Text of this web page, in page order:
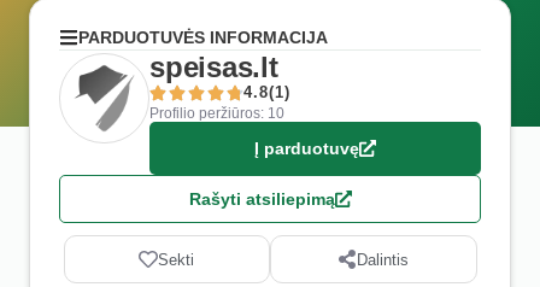
PARDUOTUVĖS INFORMACIJA
speisas.lt
4.8(1)
Profilio peržiūros: 10
Į parduotuvę
Rašyti atsiliepimą
Sekti Dalintis